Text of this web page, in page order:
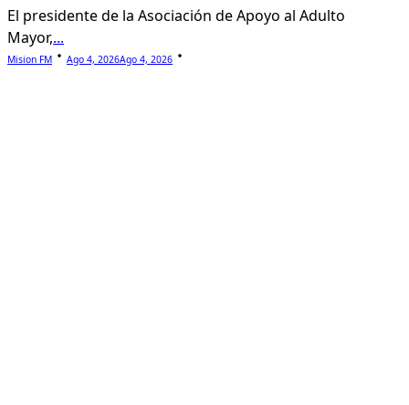
El presidente de la Asociación de Apoyo al Adulto
Mayor,...
Mision FM Ago 4, 2026Ago 4, 2026